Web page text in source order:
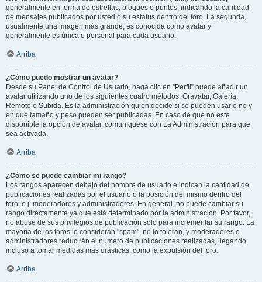
generalmente en forma de estrellas, bloques o puntos, indicando la cantidad
de mensajes publicados por usted o su estatus dentro del foro. La segunda,
usualmente una imagen más grande, es conocida como avatar y
generalmente es única o personal para cada usuario.
Arriba
¿Cómo puedo mostrar un avatar?
Desde su Panel de Control de Usuario, haga clic en “Perfil” puede añadir un
avatar utilizando uno de los siguientes cuatro métodos: Gravatar, Galería,
Remoto o Subida. Es la administración quien decide si se pueden usar o no y
en que tamaño y peso pueden ser publicadas. En caso de que no este
disponible la opción de avatar, comuníquese con La Administración para que
sea activada.
Arriba
¿Cómo se puede cambiar mi rango?
Los rangos aparecen debajo del nombre de usuario e indican la cantidad de
publicaciones realizadas por el usuario o la posición del mismo dentro del
foro, e.j. moderadores y administradores. En general, no puede cambiar su
rango directamente ya que está determinado por la administración. Por favor,
no abuse de sus privilegios de publicación solo para incrementar su rango. La
mayoría de los foros lo consideran "spam", no lo toleran, y moderadores o
administradores reducirán el número de publicaciones realizadas, llegando
incluso a tomar medidas mas drásticas, como la expulsión del foro.
Arriba